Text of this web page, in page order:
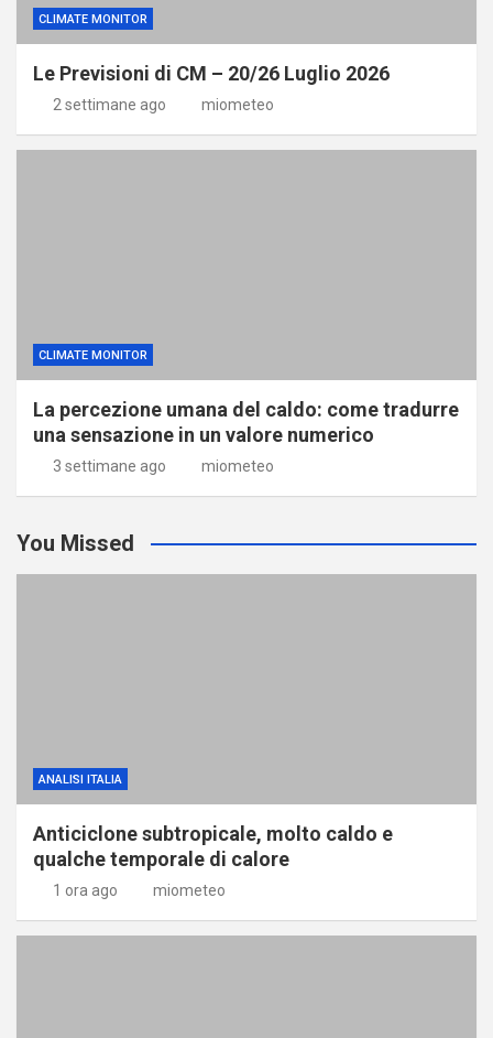
CLIMATE MONITOR
Le Previsioni di CM – 20/26 Luglio 2026
2 settimane ago miometeo
CLIMATE MONITOR
La percezione umana del caldo: come tradurre
una sensazione in un valore numerico
3 settimane ago miometeo
You Missed
ANALISI ITALIA
Anticiclone subtropicale, molto caldo e
qualche temporale di calore
1 ora ago miometeo